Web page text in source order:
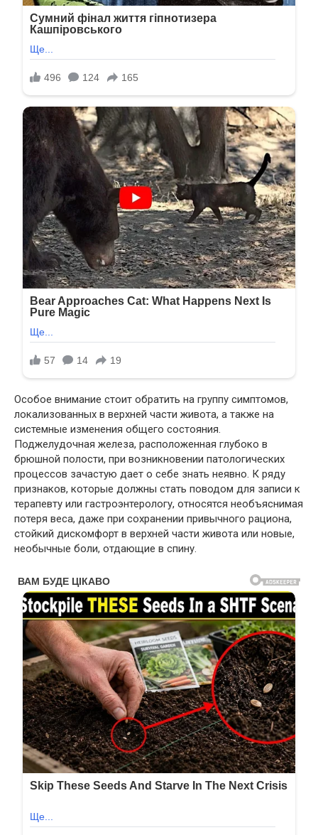
Особое внимание стоит обратить на группу симптомов,
локализованных в верхней части живота, а также на
системные изменения общего состояния.
Поджелудочная железа, расположенная глубоко в
брюшной полости, при возникновении патологических
процессов зачастую дает о себе знать неявно. К ряду
признаков, которые должны стать поводом для записи к
терапевту или гастроэнтерологу, относятся необъяснимая
потеря веса, даже при сохранении привычного рациона,
стойкий дискомфорт в верхней части живота или новые,
необычные боли, отдающие в спину.